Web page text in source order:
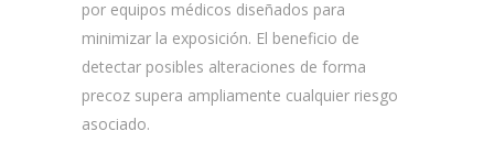
por equipos médicos diseñados para
minimizar la exposición. El beneficio de
detectar posibles alteraciones de forma
precoz supera ampliamente cualquier riesgo
asociado.